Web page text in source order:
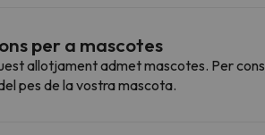
per a mascotes
allotjament admet mascotes. Per
pes de la vostra mascota.